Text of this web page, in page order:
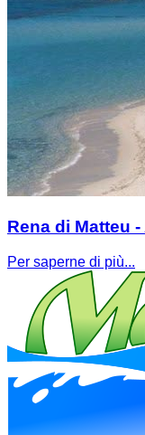
Rena di Matteu
Per saperne di più...